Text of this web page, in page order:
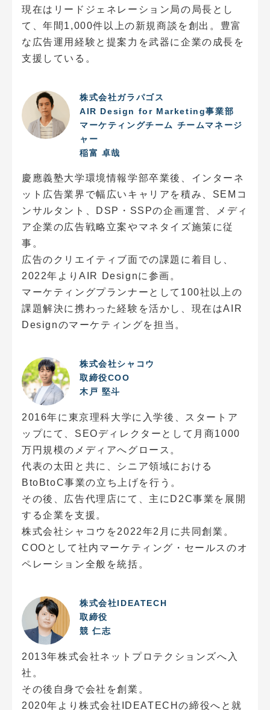
現在はリードジェネレーション局の局長とし
て、年間1,000件以上の新規商談を創出。豊富
な広告運用経験と提案力を武器に企業の成長を
支援している。
株式会社ガラパゴス
AIR Design for Marketing事業部
マーケティングチーム チームマネージ
ャー
稲富 卓哉
慶應義塾大学環境情報学部卒業後、インターネ
ット広告業界で幅広いキャリアを積み、SEMコ
ンサルタント、DSP・SSPの企画運営、メディ
ア企業の広告戦略立案やマネタイズ施策に従
事。
広告のクリエイティブ面での課題に着目し、
2022年よりAIR Designに参画。
マーケティングプランナーとして100社以上の
課題解決に携わった経験を活かし、現在はAIR
Designのマーケティングを担当。
株式会社シャコウ
取締役COO
木戸 堅斗
2016年に東京理科大学に入学後、スタートア
ップにて、SEOディレクターとして月商1000
万円規模のメディアへグロース。
代表の太田と共に、シニア領域における
BtoBtoC事業の立ち上げを行う。
その後、広告代理店にて、主にD2C事業を展開
する企業を支援。
株式会社シャコウを2022年2月に共同創業。
COOとして社内マーケティング・セールスのオ
ペレーション全般を統括。
株式会社IDEATECH
取締役
競 仁志
2013年株式会社ネットプロテクションズへ入
社。
その後自身で会社を創業。
2020年より株式会社IDEATECHの締役へと就